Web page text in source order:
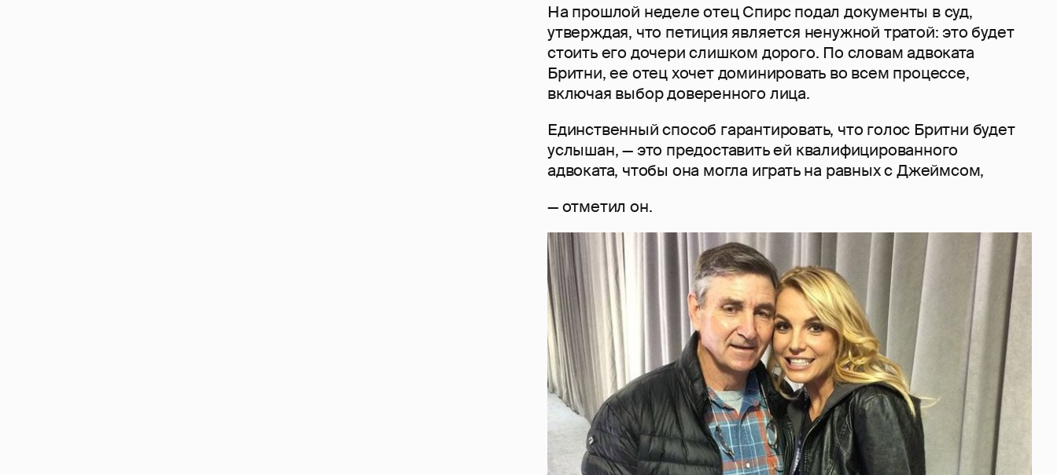
На прошлой неделе отец Спирс подал документы в суд,
утверждая, что петиция является ненужной тратой: это будет
стоить его дочери слишком дорого. По словам адвоката
Бритни, ее отец хочет доминировать во всем процессе,
включая выбор доверенного лица.
Единственный способ гарантировать, что голос Бритни будет
услышан, — это предоставить ей квалифицированного
адвоката, чтобы она могла играть на равных с Джеймсом,
— отметил он.